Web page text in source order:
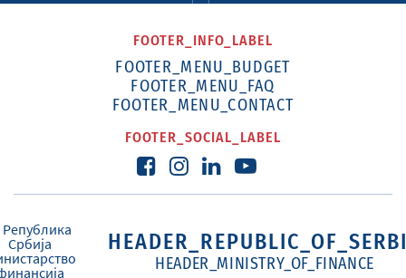
FOOTER_INFO_LABEL
FOOTER_MENU_BUDGET
FOOTER_MENU_FAQ
FOOTER_MENU_CONTACT
FOOTER_SOCIAL_LABEL
HEADER_MINISTRY_OF_FINANCE